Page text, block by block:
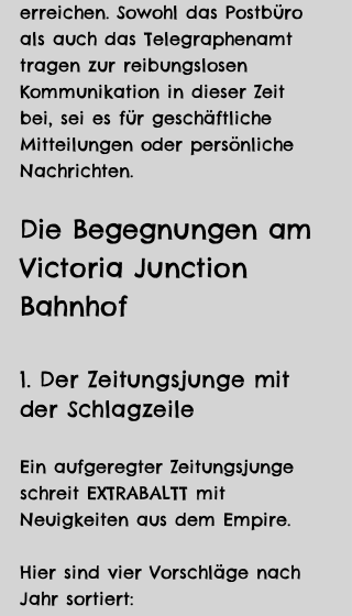
erreichen. Sowohl das Postbüro
als auch das Telegraphenamt
tragen zur reibungslosen
Kommunikation in dieser Zeit
bei, sei es für geschäftliche
Mitteilungen oder persönliche
Nachrichten.
Die Begegnungen am
Victoria Junction
Bahnhof
1. Der Zeitungsjunge mit
der Schlagzeile
Ein aufgeregter Zeitungsjunge
schreit EXTRABALTT mit
Neuigkeiten aus dem Empire.
Hier sind vier Vorschläge nach
Jahr sortiert: